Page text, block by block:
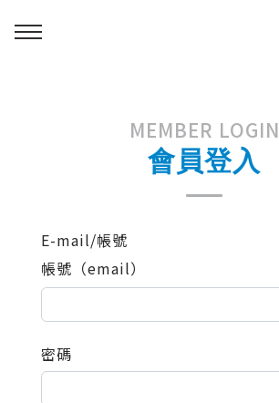
MEMBER LOGIN
會員登入
E-mail/帳號
帳號（email）
密碼